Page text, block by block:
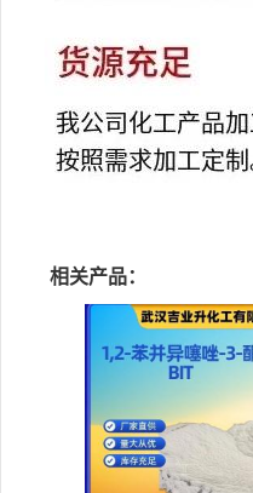
相关产品：